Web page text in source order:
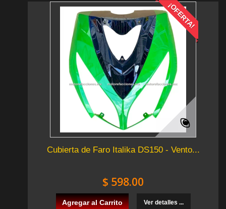
¡OFERTA!
Cubierta de Faro Italika DS150 - Vento...
$ 598.00
Agregar al Carrito Ver detalles ...